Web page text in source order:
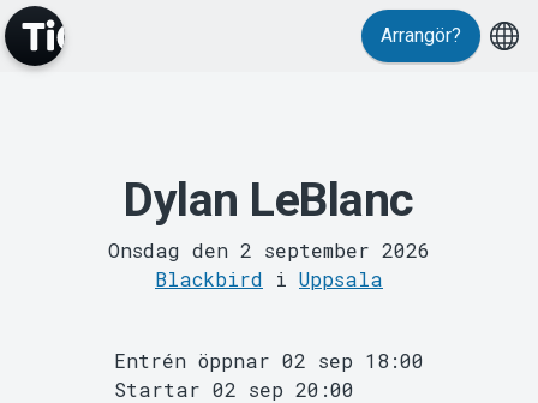
Support
Arrangör?
Dylan LeBlanc
Onsdag den 2 september 2026
Blackbird i Uppsala
Entrén öppnar 02 sep 18:00
Startar 02 sep 20:00